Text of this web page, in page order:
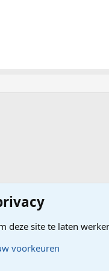
Foto- Video-
deze site te laten
voorkeuren